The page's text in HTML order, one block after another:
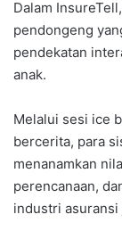
Dalam
pendongeng
pendekatan
anak. ‎‎
Melalui sesi ice
bercerita, para
menanamkan
perencanaan,
industri asuransi